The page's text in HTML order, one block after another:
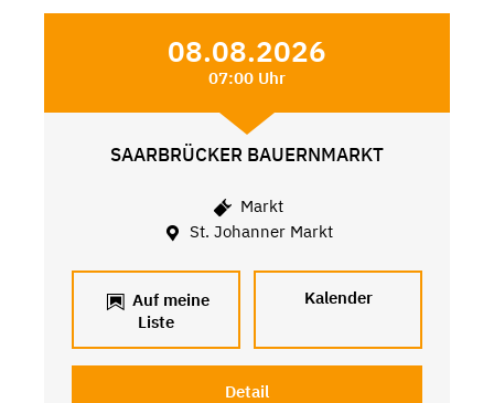
08.08.2026
07:00 Uhr
SAARBRÜCKER BAUERNMARKT
Markt
St. Johanner Markt
Auf meine
Liste
Kalender
Detail